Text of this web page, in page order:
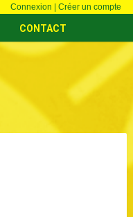
Connexion Créer un compte
CONTACT